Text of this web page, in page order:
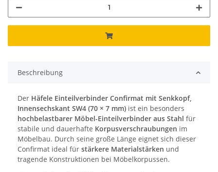
Beschreibung
Der Häfele Einteilverbinder Confirmat mit Senkkopf,
Innensechskant SW4 (70 × 7 mm) ist ein besonders
hochbelastbarer Möbel-Einteilverbinder aus Stahl für
stabile und dauerhafte Korpusverschraubungen im
Möbelbau. Durch seine große Länge eignet sich dieser
Confirmat ideal für stärkere Materialstärken und
tragende Konstruktionen bei Möbelkorpussen.